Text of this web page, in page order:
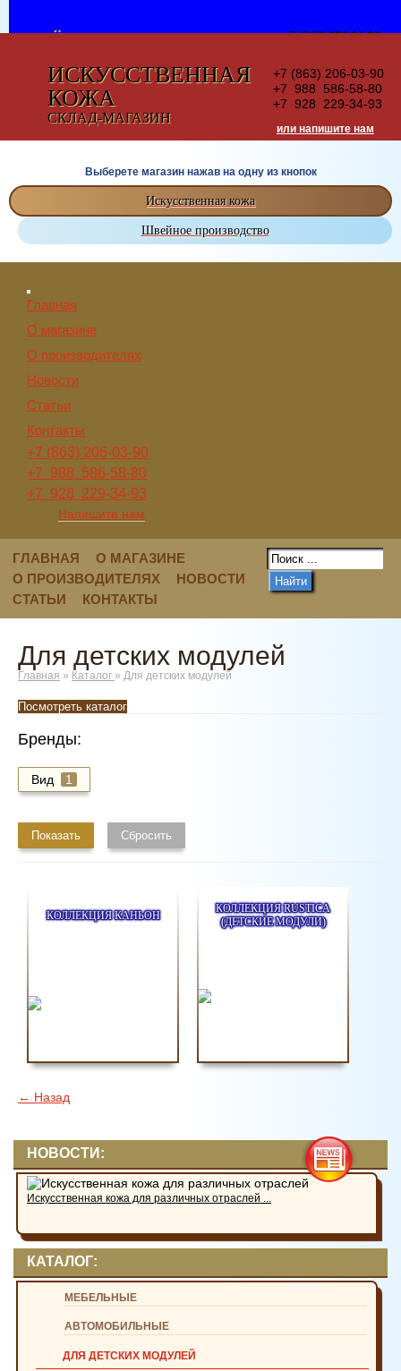
ИСКУССТВЕННАЯ
КОЖА
СКЛАД-МАГАЗИН
+7 (863) 206-03-90
+7 988 586-58-80
+7 928 229-34-93
или напишите нам
ВСЁ ДЛЯ
ШВЕЙНОГО
ПРОИЗВОДСТВА
СКЛАД-МАГАЗИН
+7 (863)206-04-84
или напишите нам
Выберете магазин нажав на одну из кнопок
Искусственная кожа
Швейное производство
Главная
О магазине
О производителях
Новости
Статьи
Контакты
+7 (863) 206-03-90
+7 988 586-58-80
+7 928 229-34-93
Напишите нам
ГЛАВНАЯ
О МАГАЗИНЕ
О ПРОИЗВОДИТЕЛЯХ
НОВОСТИ
СТАТЬИ
КОНТАКТЫ
Найти
НОВОСТИ:
Искусственная кожа для различных отраслей ...
КАТАЛОГ:
МЕБЕЛЬНЫЕ
АВТОМОБИЛЬНЫЕ
ДЛЯ ДЕТСКИХ МОДУЛЕЙ
Для детских модулей
Главная » Каталог » Для детских модулей
Посмотреть каталог
Бренды:
Вид 1
Показать Сбросить
КОЛЛЕКЦИЯ КАНЬОН
КОЛЛЕКЦИЯ RUSTICA
(ДЕТСКИЕ МОДУЛИ)
← Назад